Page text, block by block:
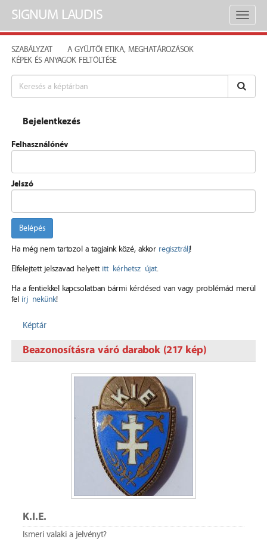
Toggle
SIGNUM LAUDIS
SZABÁLYZAT
A GYŰJTŐI ETIKA, MEGHATÁROZÁSOK
KÉPEK ÉS ANYAGOK FELTÖLTÉSE
Bejelentkezés
Felhasználónév
Jelszó
Belépés
Ha még nem tartozol a tagjaink közé, akkor regisztrálj!
Elfelejtett jelszavad helyett itt kérhetsz újat.
Ha a fentiekkel kapcsolatban bármi kérdésed van vagy problémád merül
fel írj nekünk!
Képtár
Beazonosításra váró darabok (217 kép)
K.I.E.
Ismeri valaki a jelvényt?